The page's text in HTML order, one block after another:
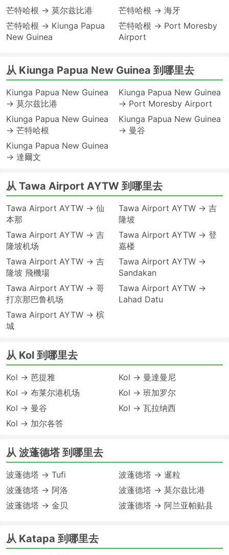
芒特哈根 → 莫尔兹比港
芒特哈根 → Kiunga Papua
New Guinea
芒特哈根 → 海牙
芒特哈根 → Port Moresby
Airport
从 Kiunga Papua New Guinea 到哪里去
Kiunga Papua New Guinea
→ 莫尔兹比港
Kiunga Papua New Guinea
→ 芒特哈根
Kiunga Papua New Guinea
→ 達爾文
Kiunga Papua New Guinea
→ Port Moresby Airport
Kiunga Papua New Guinea
→ 曼谷
从 Tawa Airport AYTW 到哪里去
Tawa Airport AYTW → 仙
本那
Tawa Airport AYTW → 吉
隆坡机场
Tawa Airport AYTW → 吉
隆坡 飛機場
Tawa Airport AYTW → 哥
打京那巴鲁机场
Tawa Airport AYTW → 槟
城
Tawa Airport AYTW → 吉
隆坡
Tawa Airport AYTW → 登
嘉楼
Tawa Airport AYTW →
Sandakan
Tawa Airport AYTW →
Lahad Datu
从 Kol 到哪里去
Kol → 芭提雅
Kol → 布莱尔港机场
Kol → 曼谷
Kol → 加尔各答
Kol → 曼達曼尼
Kol → 班加罗尔
Kol → 瓦拉纳西
从 波蓬德塔 到哪里去
波蓬德塔 → Tufi
波蓬德塔 → 阿洛
波蓬德塔 → 金贝
波蓬德塔 → 暹粒
波蓬德塔 → 莫尔兹比港
波蓬德塔 → 阿兰亚帕贴县
从 Katapa 到哪里去